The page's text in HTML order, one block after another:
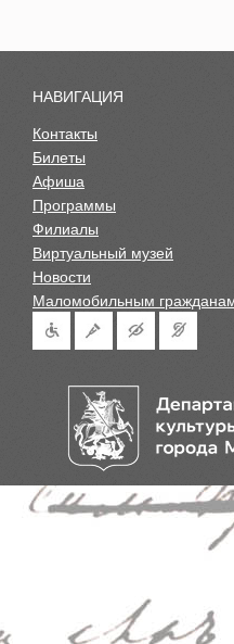
НАВИГАЦИЯ
Контакты
Билеты
Афиша
Программы
Филиалы
Виртуальный музей
Новости
Маломобильным